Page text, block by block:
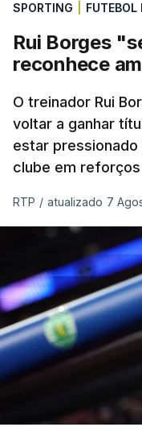
SPORTING FUTEBOL
Rui Borges
reconhece
O treinador Rui
voltar a ganhar
estar
clube em
RTP / atualizado 7